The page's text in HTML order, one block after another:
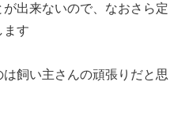
出来ないので、なおさら定
ます
飼い主さんの頑張りだと思